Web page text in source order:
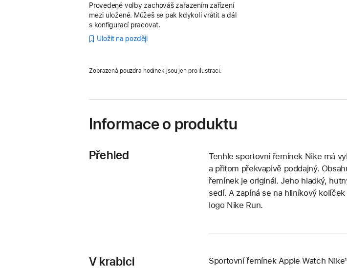
Provedené volby zachováš zařazením zařízení
mezi uložené. Můžeš se pak kdykoli vrátit a dál
s konfigurací pracovat.
Uložit na později
Zobrazená pouzdra hodinek jsou jen pro ilustraci.
Informace o produktu
Přehled
Tenhle sportovní řemínek Nike má
a přitom překvapivě poddajný.
řemínek je originál. Jeho hladký,
sedí. A zapíná se na hliníkový
logo Nike Run.
V krabici Sportovní řemínek Apple Watch Nike¹